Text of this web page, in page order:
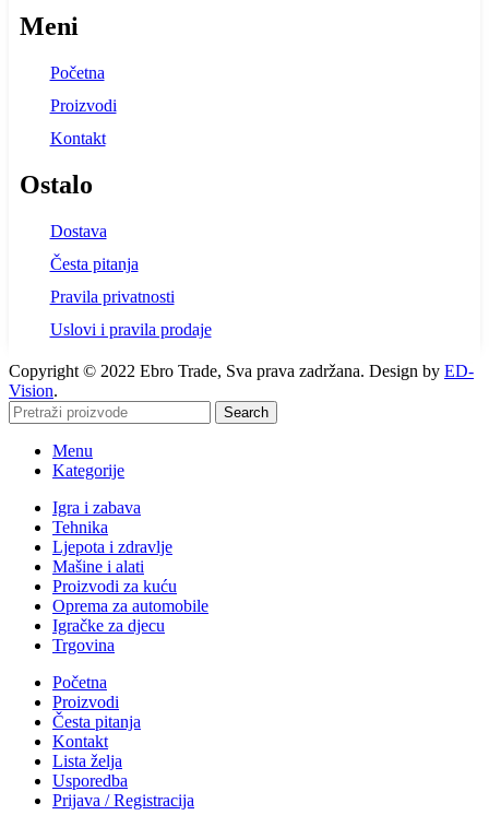
Meni
Početna
Proizvodi
Kontakt
Ostalo
Dostava
Česta pitanja
Pravila privatnosti
Uslovi i pravila prodaje
Copyright © 2022 Ebro Trade, Sva prava zadržana. Design by ED-
Vision.
Search
Menu
Kategorije
Igra i zabava
Tehnika
Ljepota i zdravlje
Mašine i alati
Proizvodi za kuću
Oprema za automobile
Igračke za djecu
Trgovina
Početna
Proizvodi
Česta pitanja
Kontakt
Lista želja
Usporedba
Prijava / Registracija